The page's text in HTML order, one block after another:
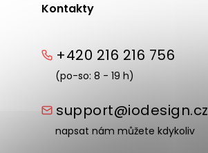
Kontakty
+420 216 216 756
(po-so: 8 - 19 h)
support@iodesign.cz
napsat nám můžete kdykoliv